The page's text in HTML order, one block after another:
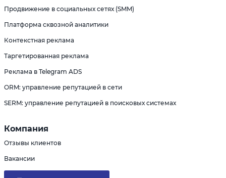
Продвижение в социальных сетях (SMM)
Платформа сквозной аналитики
Контекстная реклама
Таргетированная реклама
Реклама в Telegram ADS
ORM: управление репутацией в сети
SERM: управление репутацией в поисковых системах
Компания
Отзывы клиентов
Вакансии